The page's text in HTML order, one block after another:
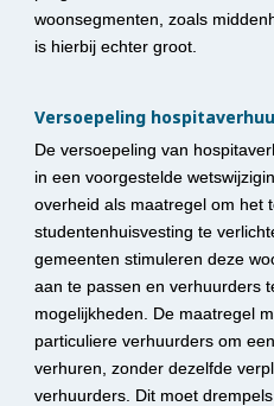
woonsegmenten, zoals
is hierbij echter groot.
Versoepeling
De versoepeling van
in een voorgestelde
overheid als maatregel om het
studentenhuisvesting te
gemeenten stimuleren deze
aan te passen en verhuurders
mogelijkheden. De maatregel
particuliere verhuurders om
verhuren, zonder dezelfde
verhuurders. Dit moet